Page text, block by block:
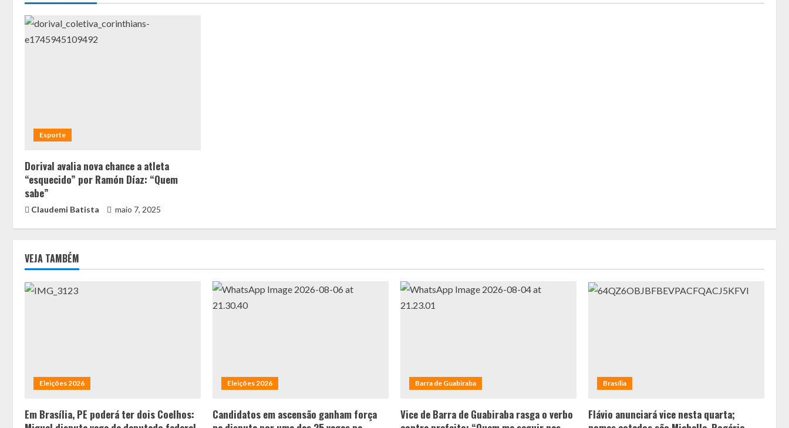
Esporte
Dorival avalia nova chance a atleta
“esquecido” por Ramón Díaz: “Quem
sabe”
Claudemi Batista maio 7, 2025
VEJA TAMBÉM
Eleições 2026
Em Brasília, PE poderá ter dois Coelhos:
Eleições 2026
Candidatos em ascensão ganham força
Barra de Guabiraba
Vice de Barra de Guabiraba rasga o verbo
Brasília
Flávio anunciará vice nesta quarta;